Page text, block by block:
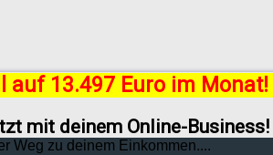
auf 13.497 Euro im Monat!
mit deinem Online-Business!
Weg zu deinem Einkommen....